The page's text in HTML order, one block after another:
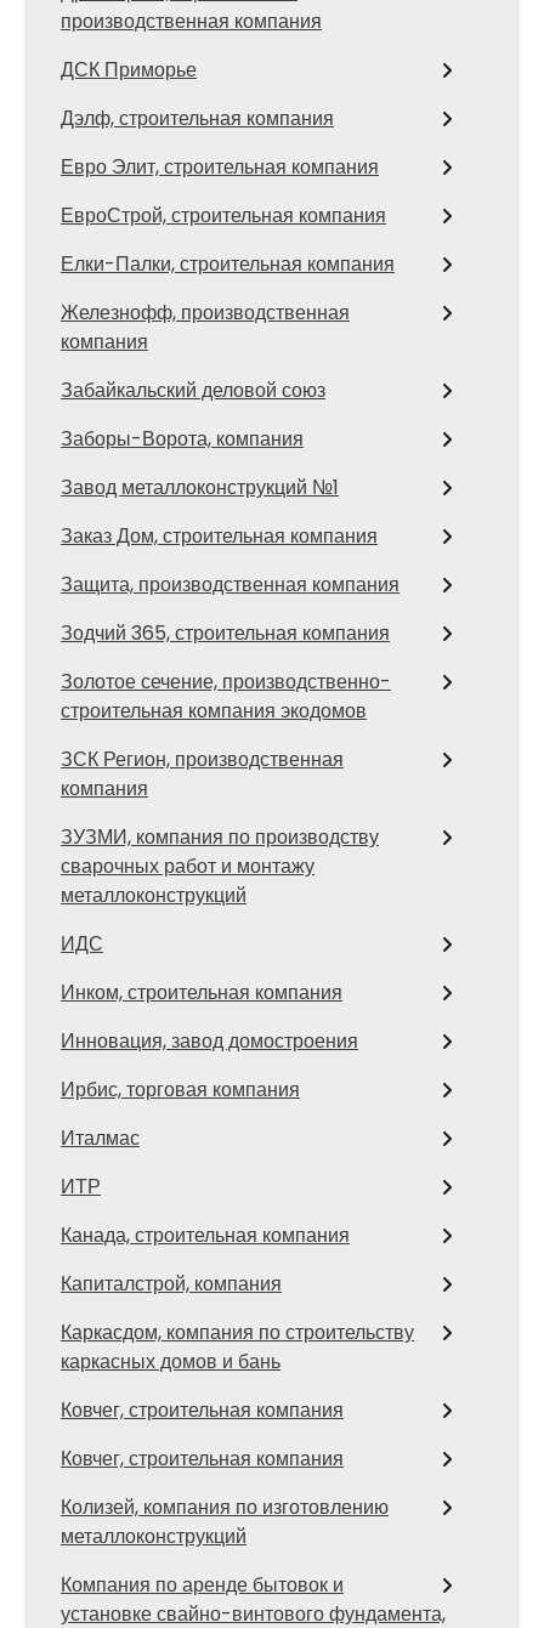
производственная компания
ДСК Приморье
Дэлф, строительная компания
Евро Элит, строительная компания
ЕвроСтрой, строительная компания
Елки-Палки, строительная компания
Железнофф, производственная
компания
Забайкальский деловой союз
Заборы-Ворота, компания
Завод металлоконструкций №1
Заказ Дом, строительная компания
Защита, производственная компания
Зодчий 365, строительная компания
Золотое сечение, производственно-
строительная компания экодомов
ЗСК Регион, производственная
компания
ЗУЗМИ, компания по производству
сварочных работ и монтажу
металлоконструкций
ИДС
Инком, строительная компания
Инновация, завод домостроения
Ирбис, торговая компания
Италмас
ИТР
Канада, строительная компания
Капиталстрой, компания
Каркасдом, компания по строительству
каркасных домов и бань
Ковчег, строительная компания
Ковчег, строительная компания
Колизей, компания по изготовлению
металлоконструкций
Компания по аренде бытовок и
установке свайно-винтового фундамента,